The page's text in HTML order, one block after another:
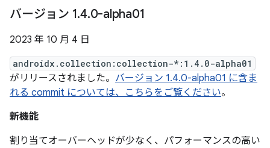
バージョン 1.4.0-alpha01
2023 年 10 月 4 日
androidx.collection:collection-*:1.4.0-alpha01
がリリースされました。 バージョン 1.4.0-alpha01 に含ま
れる commit については、こちらをご覧ください。
新機能
割り当てオーバーヘッドが少なく、パフォーマンスの高い